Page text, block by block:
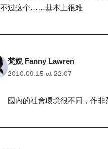
不过这个……基本上很难
梵婗 Fanny Lawren
2010.09.15 at 22:07
國內的社會環境很不同，作非